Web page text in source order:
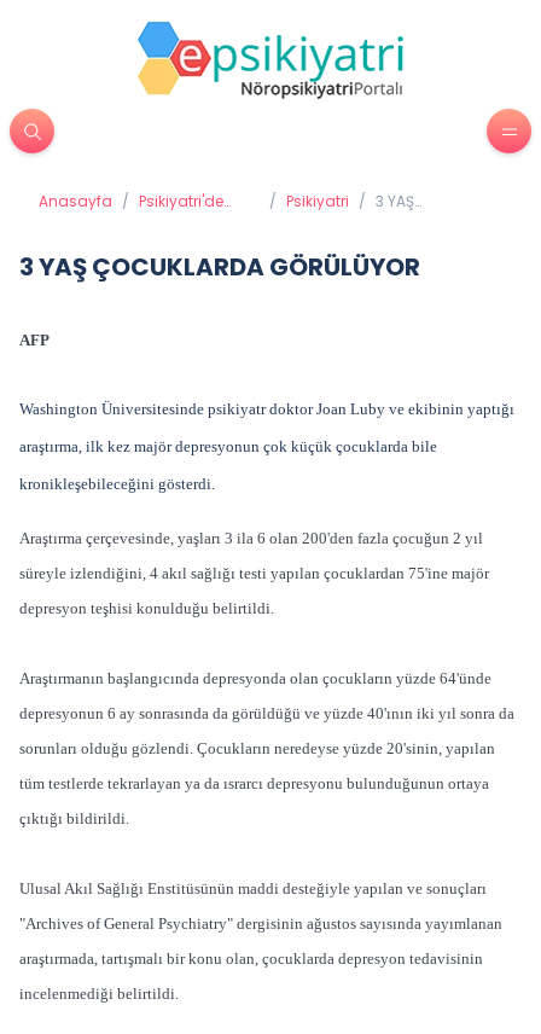
Anasayfa / Psikiyatri'de
/ Psikiyatri / 3 YAŞ
3 YAŞ ÇOCUKLARDA GÖRÜLÜYOR
AFP
Washington Üniversitesinde psikiyatr doktor Joan Luby ve ekibinin yaptığı
araştırma, ilk kez majör depresyonun çok küçük çocuklarda bile
kronikleşebileceğini gösterdi.
Araştırma çerçevesinde, yaşları 3 ila 6 olan 200'den fazla çocuğun 2 yıl
süreyle izlendiğini, 4 akıl sağlığı testi yapılan çocuklardan 75'ine majör
depresyon teşhisi konulduğu belirtildi.
Araştırmanın başlangıcında depresyonda olan çocukların yüzde 64'ünde
depresyonun 6 ay sonrasında da görüldüğü ve yüzde 40'ının iki yıl sonra da
sorunları olduğu gözlendi. Çocukların neredeyse yüzde 20'sinin, yapılan
tüm testlerde tekrarlayan ya da ısrarcı depresyonu bulunduğunun ortaya
çıktığı bildirildi.
Ulusal Akıl Sağlığı Enstitüsünün maddi desteğiyle yapılan ve sonuçları
"Archives of General Psychiatry" dergisinin ağustos sayısında yayımlanan
araştırmada, tartışmalı bir konu olan, çocuklarda depresyon tedavisinin
incelenmediği belirtildi.